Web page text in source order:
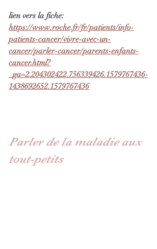
lien vers la fiche:
https://www.roche.fr/fr/patients/info-
patients-cancer/vivre-avec-un-
cancer/parler-cancer/parents-enfants-
cancer.html?
_ga=2.204302422.756339426.1579767436-
1438692652.1579767436
Parler de la maladie aux
tout-petits